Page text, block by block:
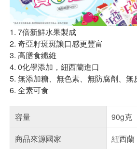
1. 7倍新鮮水果製成
2. 奇亞籽斑斑讓口感更豐富
3. 高膳食纖維
4. 0化學添加，紐西蘭進口
5. 無添加糖、無色素、無防腐劑、無
6. 全素可食
容量
90g克
商品來源國家
紐西蘭